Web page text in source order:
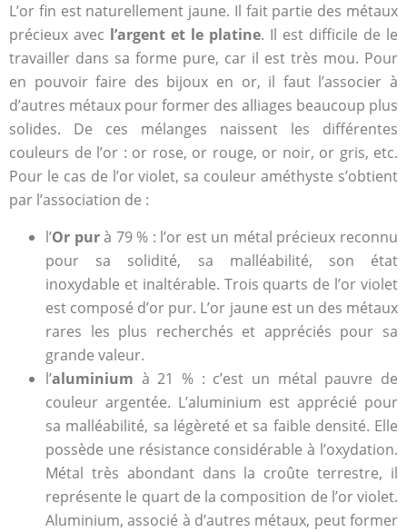
L’or fin est naturellement jaune. Il fait partie des métaux
précieux avec l’argent et le platine. Il est difficile de le
travailler dans sa forme pure, car il est très mou. Pour
en pouvoir faire des bijoux en or, il faut l’associer à
d’autres métaux pour former des alliages beaucoup plus
solides. De ces mélanges naissent les différentes
couleurs de l’or : or rose, or rouge, or noir, or gris, etc.
Pour le cas de l’or violet, sa couleur améthyste s’obtient
par l’association de :
l’Or purà 79 % : l’or est un métal précieux reconnu
pour sa solidité, sa malléabilité, son état
inoxydable et inaltérable. Trois quarts de l’or violet
est composé d’or pur. L’or jaune est un des métaux
rares les plus recherchés et appréciés pour sa
grande valeur.
l’aluminium à 21 % : c’est un métal pauvre de
couleur argentée. L’aluminium est apprécié pour
sa malléabilité, sa légèreté et sa faible densité. Elle
possède une résistance considérable à l’oxydation.
Métal très abondant dans la croûte terrestre, il
représente le quart de la composition de l’or violet.
Aluminium, associé à d’autres métaux, peut former